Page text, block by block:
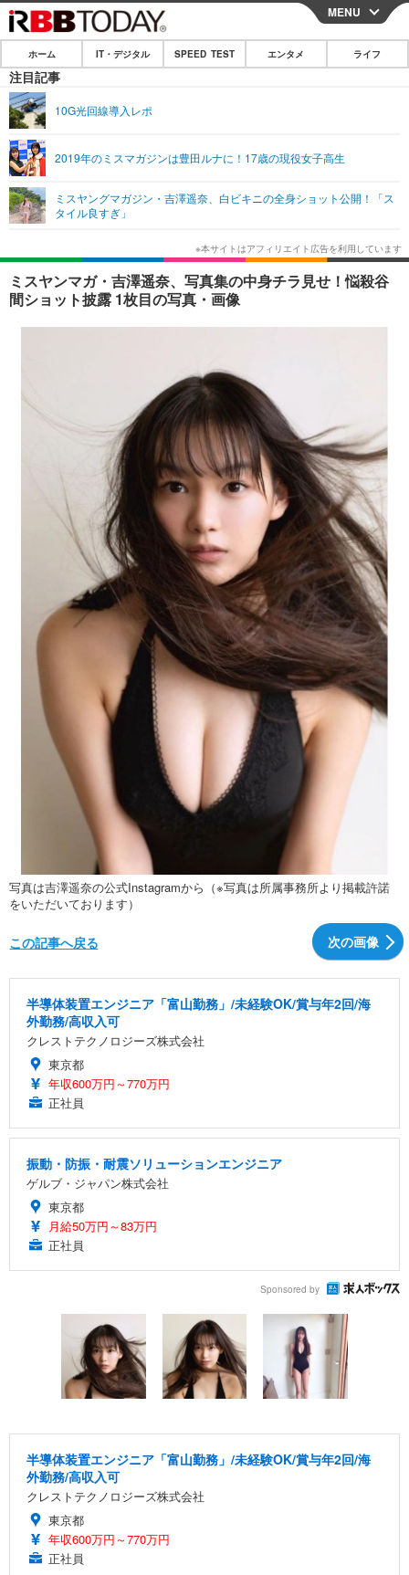
CLOSE
ホーム
IT・デジタル
ショッピング その他
SPEED TEST
エンタメ
エンタメTOP
韓国・芸能
音楽 スポーツ
ライフ
ライフTOP グルメ
ペット ショッピング
その他
リリース一覧
プッシュ通知の停止方法
MENU
ホーム IT・デジタル SPEED TEST エンタメ ライフ
注目記事
10G光回線導入レポ
2019年のミスマガジンは豊田ルナに！17歳の現役女子高生
ミスヤングマガジン・吉澤遥奈、白ビキニの全身ショット公開！「ス
タイル良すぎ」
ミスヤンマガ・吉澤遥奈、写真集の中身チラ見せ！悩殺谷
間ショット披露 1枚目の写真・画像
写真は吉澤遥奈の公式Instagramから（※写真は所属事務所より掲載許諾
をいただいております）
次の画像
この記事へ戻る
半導体装置エンジニア「富山勤務」/未経験OK/賞与年2回/海
外勤務/高収入可
クレストテクノロジーズ株式会社
東京都
年収600万円～770万円
正社員
振動・防振・耐震ソリューションエンジニア
ゲルブ・ジャパン株式会社
東京都
月給50万円～83万円
正社員
Sponsored by
半導体装置エンジニア「富山勤務」/未経験OK/賞与年2回/海
外勤務/高収入可
クレストテクノロジーズ株式会社
東京都
年収600万円～770万円
正社員